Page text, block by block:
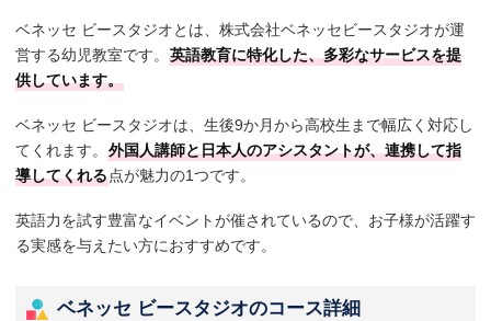
ベネッセ ビースタジオとは、株式会社ベネッセビースタジオが運
営する幼児教室です。 英語教育に特化した、多彩なサービスを提
供しています。
ベネッセ ビースタジオは、生後9か月から高校生まで幅広く対応し
てくれます。 外国人講師と日本人のアシスタントが、連携して指
導してくれる点が魅力の1つです。
英語力を試す豊富なイベントが催されているので、お子様が活躍す
る実感を与えたい方におすすめです。
ベネッセ ビースタジオのコース詳細